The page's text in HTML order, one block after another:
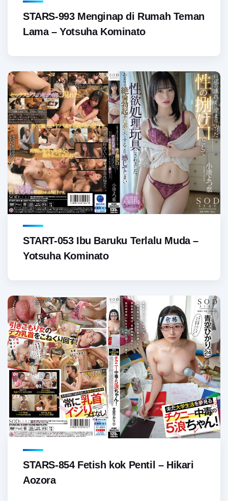
STARS-993 Menginap di Rumah Teman
Lama – Yotsuha Kominato
START-053 Ibu Baruku Terlalu Muda –
Yotsuha Kominato
STARS-854 Fetish kok Pentil – Hikari
Aozora